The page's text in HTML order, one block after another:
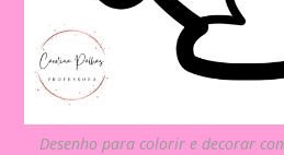
Desenho para colorir e decorar